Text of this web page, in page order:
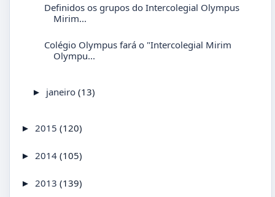
Definidos os grupos do Intercolegial Olympus
Mirim...
Colégio Olympus fará o "Intercolegial Mirim
Olympu...
► janeiro (13)
► 2015 (120)
► 2014 (105)
► 2013 (139)